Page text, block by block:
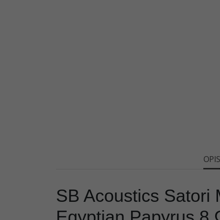
OPIS
SB Acoustics Satori